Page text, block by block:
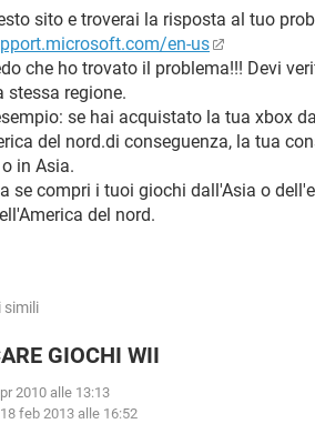
sito e troverai la risposta al tuo
en-us
che ho trovato il problema!!! Devi
stessa regione.
se hai acquistato la tua xbox
del nord.di conseguenza, la tua
in Asia.
se compri i tuoi giochi dall'Asia o
del nord.
simili
GIOCHI WII
2010 alle 13:13
18 feb 2013 alle 16:52